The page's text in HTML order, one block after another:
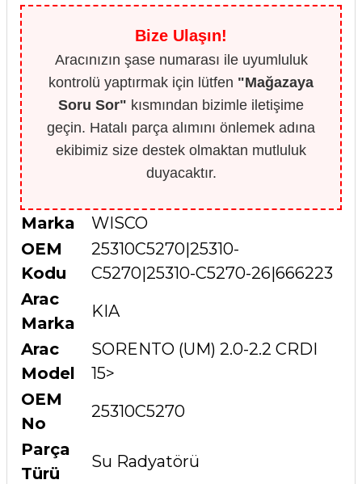
Bize Ulaşın!
Aracınızın şase numarası ile uyumluluk
kontrolü yaptırmak için lütfen "Mağazaya
Soru Sor" kısmından bizimle iletişime
geçin. Hatalı parça alımını önlemek adına
ekibimiz size destek olmaktan mutluluk
duyacaktır.
Marka
WISCO
OEM
Kodu
25310C5270|25310-
C5270|25310-C5270-26|666223
Arac
Marka
KIA
Arac
Model
SORENTO (UM) 2.0-2.2 CRDI
15>
OEM
No
25310C5270
Parça
Türü
Su Radyatörü